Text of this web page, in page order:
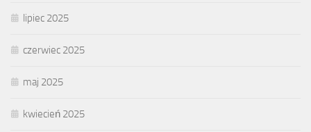
lipiec 2025
czerwiec 2025
maj 2025
kwiecień 2025